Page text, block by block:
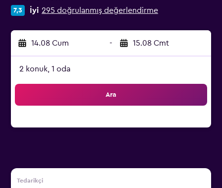
7,3 İyi 295 doğrulanmış değerlendirme
14.08 Cum - 15.08 Cmt
2 konuk, 1 oda
Ara
Tedarikçi